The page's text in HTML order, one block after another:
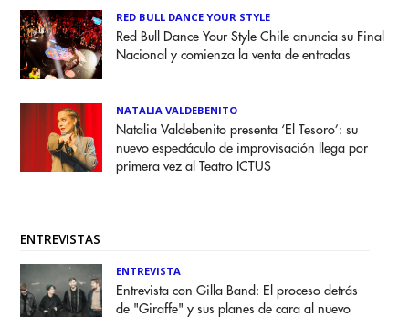
RED BULL DANCE YOUR STYLE
Red Bull Dance Your Style Chile anuncia su Final
Nacional y comienza la venta de entradas
NATALIA VALDEBENITO
Natalia Valdebenito presenta ‘El Tesoro’: su
nuevo espectáculo de improvisación llega por
primera vez al Teatro ICTUS
ENTREVISTAS
ENTREVISTA
Entrevista con Gilla Band: El proceso detrás
de "Giraffe" y sus planes de cara al nuevo